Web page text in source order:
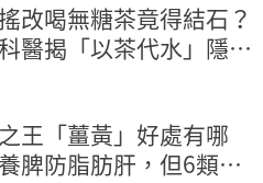
改喝無糖茶竟得結石？
醫揭「以茶代水」隱形
王「薑黃」好處有哪
脾防脂肪肝，但6類人